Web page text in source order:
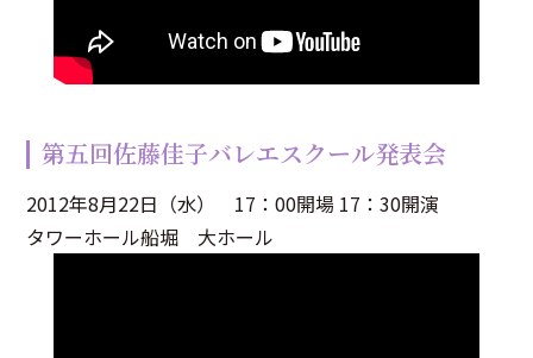
第五回佐藤佳子バレエスクール発表会
2012年8月22日（水） 17：00開場 17：30開演
タワーホール船堀 大ホール